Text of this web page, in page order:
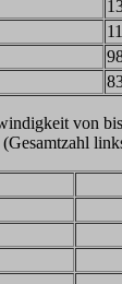
von